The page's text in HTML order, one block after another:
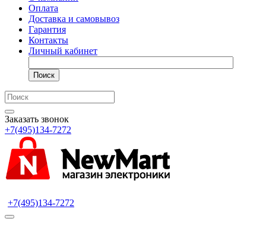
Оплата
Доставка и самовывоз
Гарантия
Контакты
Личный кабинет
Поиск
Заказать звонок
+7(495)134-7272
+7(495)134-7272